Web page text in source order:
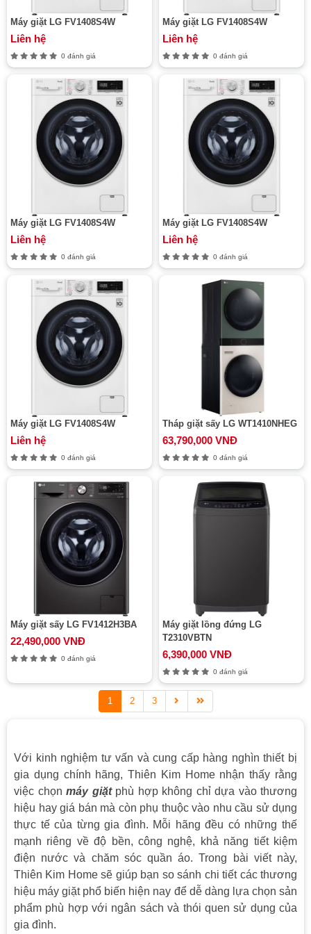
Máy giặt LG FV1408S4W
Liên hệ
0 đánh giá
Máy giặt LG FV1408S4W
Liên hệ
0 đánh giá
Máy giặt LG FV1408S4W
Liên hệ
0 đánh giá
Máy giặt LG FV1408S4W
Liên hệ
0 đánh giá
Máy giặt LG FV1408S4W
Liên hệ
0 đánh giá
Tháp giặt sấy LG WT1410NHEG
63,790,000 VNĐ
0 đánh giá
Máy giặt sấy LG FV1412H3BA
22,490,000 VNĐ
0 đánh giá
Máy giặt lồng đứng LG
T2310VBTN
6,390,000 VNĐ
0 đánh giá
1 2 3
Với kinh nghiệm tư vấn và cung cấp hàng nghìn thiết bị
gia dụng chính hãng, Thiên Kim Home nhận thấy rằng
việc chọn máy giặtphù hợp không chỉ dựa vào thương
hiệu hay giá bán mà còn phụ thuộc vào nhu cầu sử dụng
thực tế của từng gia đình. Mỗi hãng đều có những thế
mạnh riêng về độ bền, công nghệ, khả năng tiết kiệm
điện nước và chăm sóc quần áo. Trong bài viết này,
Thiên Kim Home sẽ giúp bạn so sánh chi tiết các thương
hiệu máy giặt phổ biến hiện nay để dễ dàng lựa chọn sản
phẩm phù hợp với ngân sách và thói quen sử dụng của
gia đình.